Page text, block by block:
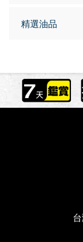
精選油品